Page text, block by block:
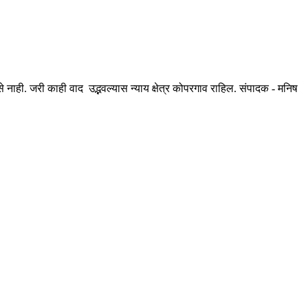
जरी काही वाद उद्भवल्यास न्याय क्षेत्र कोपरगाव राहिल. संपादक - मनिष